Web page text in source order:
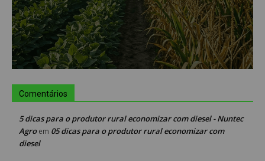
Comentários
5 dicas para o produtor rural economizar com diesel - Nuntec
Agroem 05 dicas para o produtor rural economizar com
diesel